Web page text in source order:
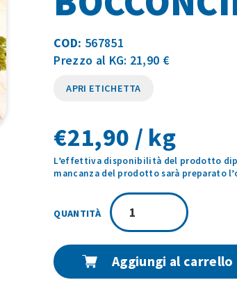
COD: 567851
Prezzo al KG: 21,90 €
APRI ETICHETTA
€21,90 / kg
L’effettiva disponibilità del prodotto
mancanza del prodotto sarà preparato
CINGHIALE
BOCCONCINI
1KG
Aggiungi al carrello